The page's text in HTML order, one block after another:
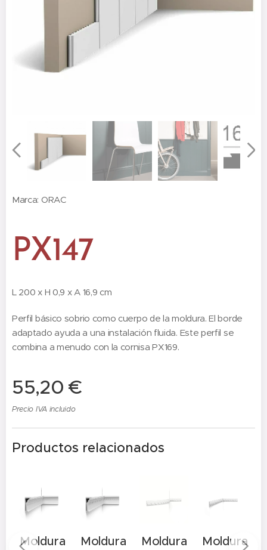
Marca: ORAC
PX147
L 200 x H 0,9 x A 16,9 cm
Perfil básico sobrio como cuerpo de la moldura. El borde
adaptado ayuda a una instalación fluida. Este perfil se
combina a menudo con la cornisa PX169.
55,20 €
Precio IVA incluido
Productos relacionados
Moldura
Moldura
Moldura
Moldura